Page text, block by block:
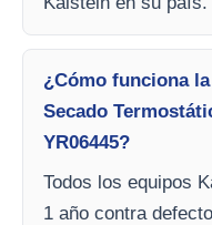
¿Cómo funciona
Secado
YR06445?
Todos los equipos
1 año contra